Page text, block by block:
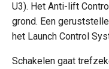
U3). Het Anti-lift
grond. Een
het Launch Control
Schakelen gaat